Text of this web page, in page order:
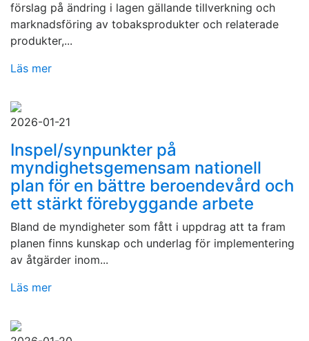
förslag på ändring i lagen gällande tillverkning och
marknadsföring av tobaksprodukter och relaterade
produkter,...
Läs mer
2026-01-21
Inspel/synpunkter på
myndighetsgemensam nationell
plan för en bättre beroendevård och
ett stärkt förebyggande arbete
Bland de myndigheter som fått i uppdrag att ta fram
planen finns kunskap och underlag för implementering
av åtgärder inom...
Läs mer